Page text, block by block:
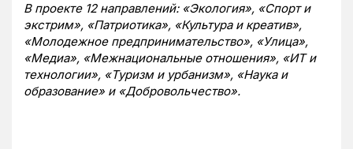
В проекте 12 направлений: «Экология», «Спорт и
экстрим», «Патриотика», «Культура и креатив»,
«Молодежное предпринимательство», «Улица»,
«Медиа», «Межнациональные отношения», «ИТ и
технологии», «Туризм и урбанизм», «Наука и
образование» и «Добровольчество».